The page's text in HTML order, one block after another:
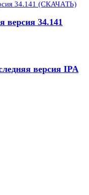
версия 34.141
версия IPA